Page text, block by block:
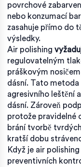
povrchové
nebo konzumací
zasahuje přímo do
výsledky.
Air polishing
regulovatelným
práškovým
dásní. Tato metoda
agresivního leštění
dásní. Zároveň
protože pravidelné
brání tvorbě
kratší dobu
Když je air
preventivních